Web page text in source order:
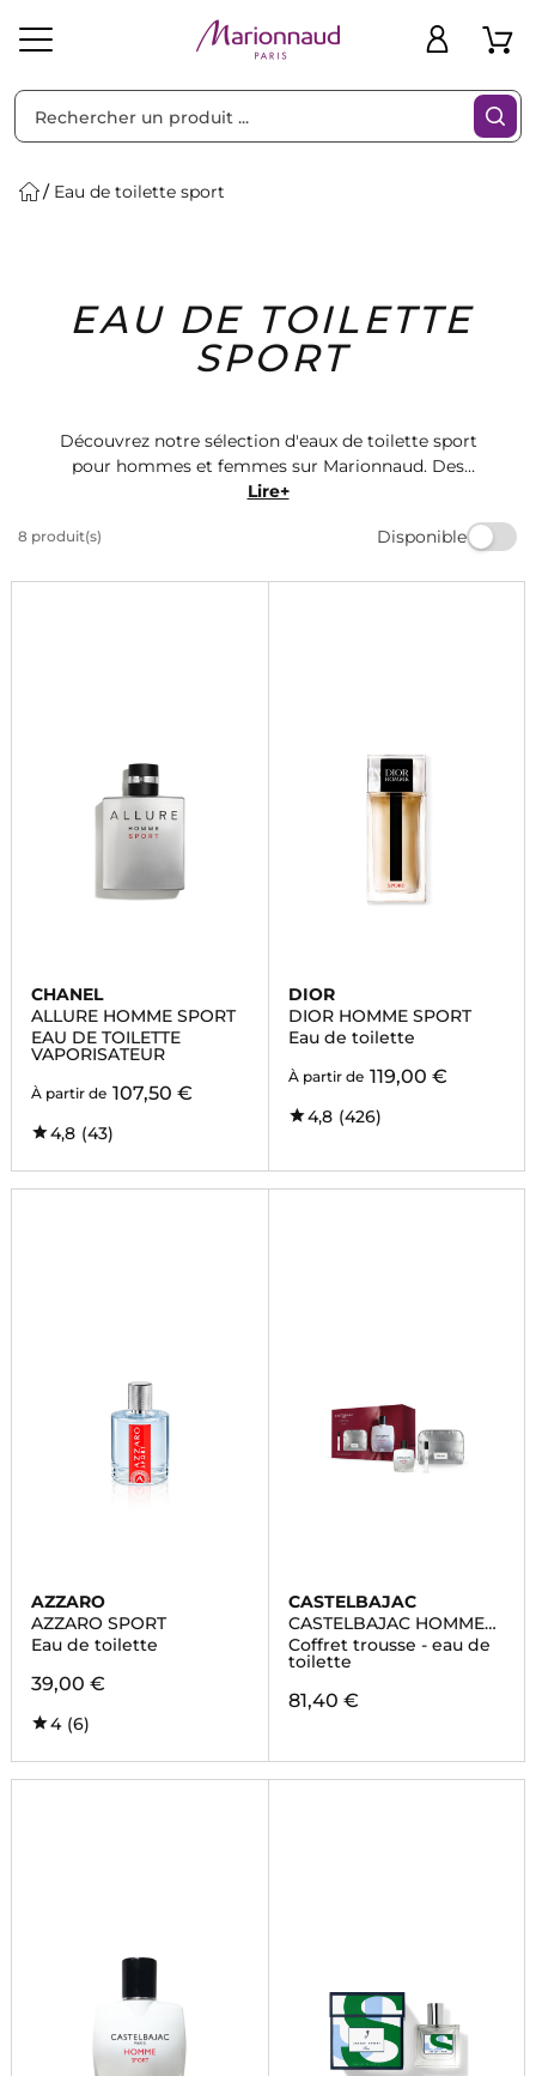
Solaire Homme Marques Idées
Cadeaux
Bons
Plans
Eau de toilette sport
EAU DE TOILETTE
SPORT
Découvrez notre sélection d'eaux de toilette sport
pour hommes et femmes sur Marionnaud. Des
fragrances rafraîchissantes et dynamiques pour
journées actives. Trouvez le parfum parfait pour vous
Lire+
8 produit(s) Disponible
Filtres
CHANEL
ALLURE HOMME SPORT
EAU DE TOILETTE
VAPORISATEUR
À partir de 107,50 €
4,8 (43)
DIOR
DIOR HOMME SPORT
Eau de toilette
À partir de 119,00 €
4,8 (426)
AZZARO
AZZARO SPORT
Eau de toilette
39,00 €
4 (6)
CASTELBAJAC
CASTELBAJAC HOMME
SPORT
Coffret trousse - eau de
toilette
81,40 €